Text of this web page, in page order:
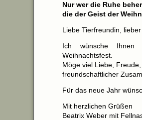
Nur wer die Ruhe
die der Geist der
Liebe Tierfreundin,
Ich wünsche Ihnen
Weihnachtsfest.
Möge viel Liebe,
freundschaftlicher
Für das neue Jahr
Mit herzlichen Grüßen
Beatrix Weber mit